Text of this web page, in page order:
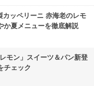
ッペリーニ 赤海老のレモ
か夏メニューを徹底解説
モン」スイーツ＆パン新登
チェック